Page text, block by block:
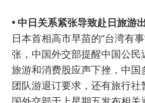
• 中日关系紧张导致赴日旅游
日本首相高市早苗的“台湾有
张，中国外交部提醒中国公
旅游和消费股应声下挫，中国
团队游退订要求，还有旅行